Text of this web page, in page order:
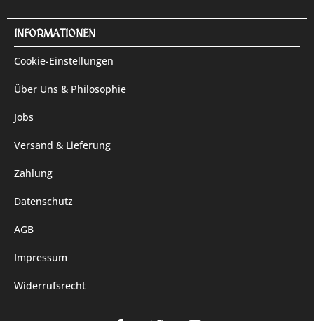
INFORMATIONEN
Cookie-Einstellungen
Über Uns & Philosophie
Jobs
Versand & Lieferung
Zahlung
Datenschutz
AGB
Impressum
Widerrufsrecht